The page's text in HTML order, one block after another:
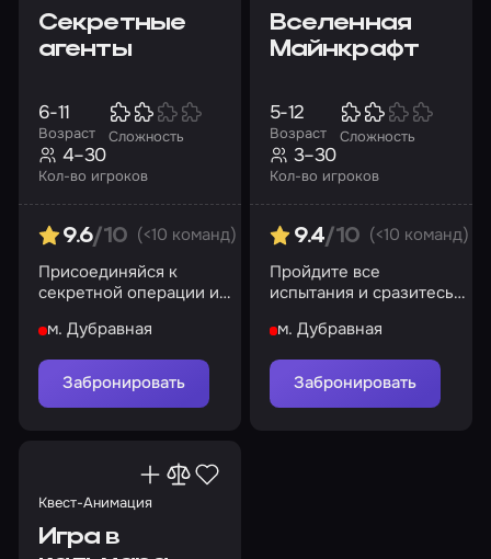
Секретные
агенты
Возраст
6-11
Сложность
Кол-во игроков
4–30
9.6/10 (<10 команд)
Присоединяйся к
секретной операции и
м. Дубравная
Забронировать
Вселенная
Майнкрафт
Возраст
5-12
Сложность
Кол-во игроков
3–30
9.4/10 (<10 команд)
Пройдите все
испытания и сразитесь с
м. Дубравная
Забронировать
Квест-Анимация
Игра в